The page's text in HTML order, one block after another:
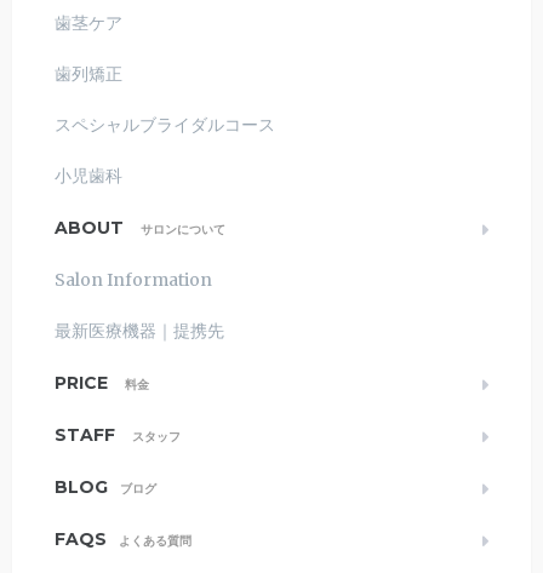
歯茎ケア
歯列矯正
スペシャルブライダルコース
小児歯科
ABOUT サロンについて
Salon Information
最新医療機器｜提携先
PRICE 料金
STAFF スタッフ
BLOG ブログ
FAQS よくある質問